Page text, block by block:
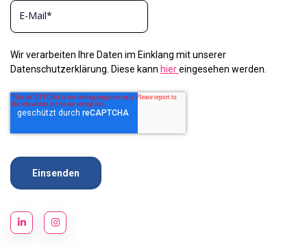
Wir verarbeiten Ihre Daten im Einklang mit unserer
Datenschutzerklärung. Diese kann hiereingesehen werden.